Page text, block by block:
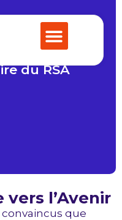
du RSA
vers l’Avenir
convaincus que